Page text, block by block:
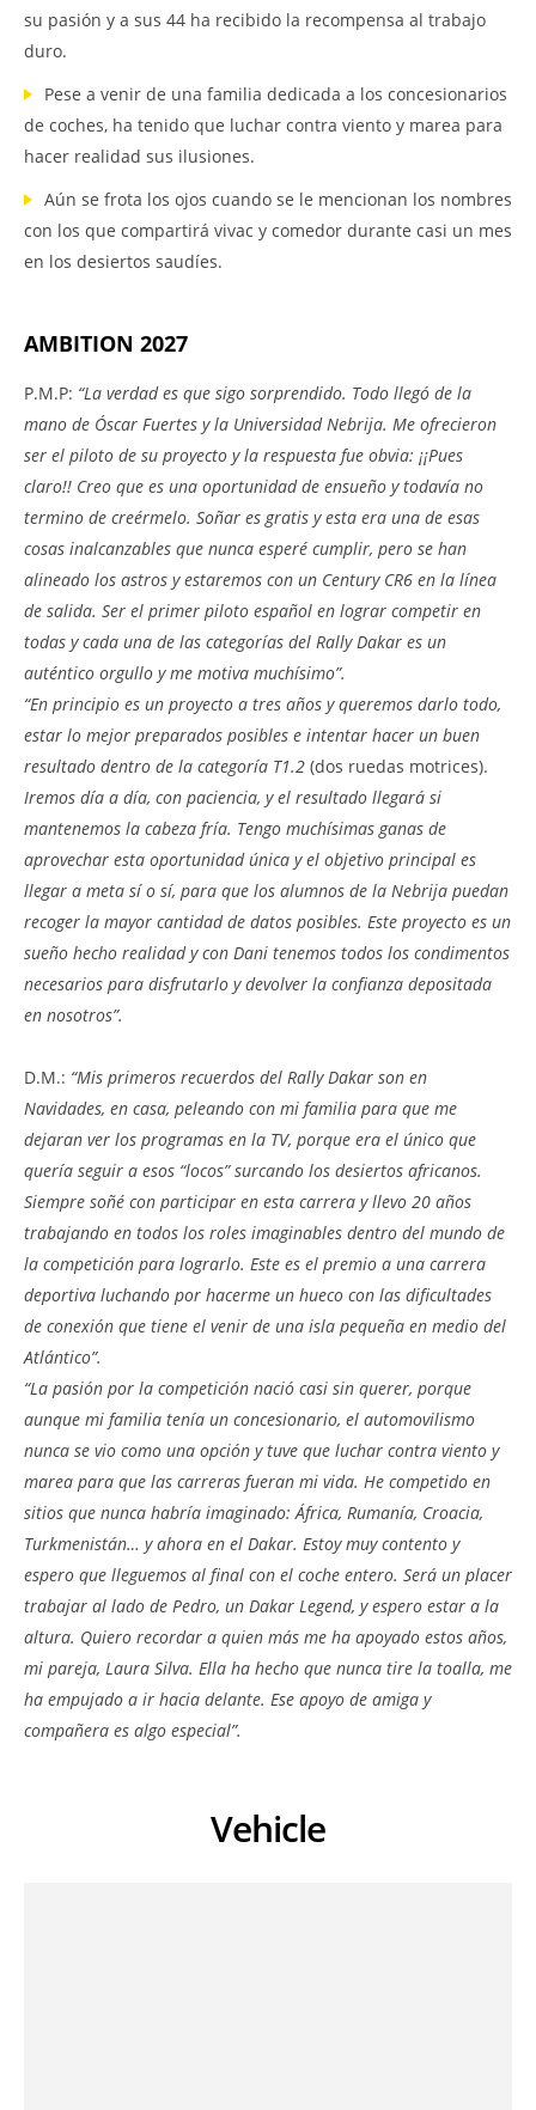
su pasión y a sus 44 ha recibido la recompensa al trabajo
duro.
Pese a venir de una familia dedicada a los concesionarios
de coches, ha tenido que luchar contra viento y marea para
hacer realidad sus ilusiones.
Aún se frota los ojos cuando se le mencionan los nombres
con los que compartirá vivac y comedor durante casi un mes
en los desiertos saudíes.
AMBITION 2027
P.M.P: “La verdad es que sigo sorprendido. Todo llegó de la
mano de Óscar Fuertes y la Universidad Nebrija. Me ofrecieron
ser el piloto de su proyecto y la respuesta fue obvia: ¡¡Pues
claro!! Creo que es una oportunidad de ensueño y todavía no
termino de creérmelo. Soñar es gratis y esta era una de esas
cosas inalcanzables que nunca esperé cumplir, pero se han
alineado los astros y estaremos con un Century CR6 en la línea
de salida. Ser el primer piloto español en lograr competir en
todas y cada una de las categorías del Rally Dakar es un
auténtico orgullo y me motiva muchísimo”.
“En principio es un proyecto a tres años y queremos darlo todo,
estar lo mejor preparados posibles e intentar hacer un buen
resultado dentro de la categoría T1.2 (dos ruedas motrices).
Iremos día a día, con paciencia, y el resultado llegará si
mantenemos la cabeza fría. Tengo muchísimas ganas de
aprovechar esta oportunidad única y el objetivo principal es
llegar a meta sí o sí, para que los alumnos de la Nebrija puedan
recoger la mayor cantidad de datos posibles. Este proyecto es un
sueño hecho realidad y con Dani tenemos todos los condimentos
necesarios para disfrutarlo y devolver la confianza depositada
en nosotros”.
D.M.: “Mis primeros recuerdos del Rally Dakar son en
Navidades, en casa, peleando con mi familia para que me
dejaran ver los programas en la TV, porque era el único que
quería seguir a esos “locos” surcando los desiertos africanos.
Siempre soñé con participar en esta carrera y llevo 20 años
trabajando en todos los roles imaginables dentro del mundo de
la competición para lograrlo. Este es el premio a una carrera
deportiva luchando por hacerme un hueco con las dificultades
de conexión que tiene el venir de una isla pequeña en medio del
Atlántico”.
“La pasión por la competición nació casi sin querer, porque
aunque mi familia tenía un concesionario, el automovilismo
nunca se vio como una opción y tuve que luchar contra viento y
marea para que las carreras fueran mi vida. He competido en
sitios que nunca habría imaginado: África, Rumanía, Croacia,
Turkmenistán… y ahora en el Dakar. Estoy muy contento y
espero que lleguemos al final con el coche entero. Será un placer
trabajar al lado de Pedro, un Dakar Legend, y espero estar a la
altura. Quiero recordar a quien más me ha apoyado estos años,
mi pareja, Laura Silva. Ella ha hecho que nunca tire la toalla, me
ha empujado a ir hacia delante. Ese apoyo de amiga y
compañera es algo especial”.
Vehicle